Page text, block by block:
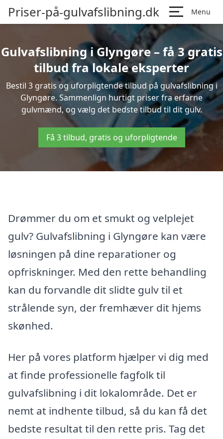
Priser-på-gulvafslibning.dk Menu
Gulvafslibning i Glyngøre – få 3 gratis
tilbud fra lokale eksperter
Bestil 3 gratis og uforpligtende tilbud på gulvafslibning i
Glyngøre. Sammenlign hurtigt priser fra erfarne
gulvmænd, og vælg det bedste tilbud til dit gulv.
Få 3 tilbud, gratis og uforpligtende
Drømmer du om et smukt og velplejet
gulv? Gulvafslibning i Glyngøre kan være
løsningen på dine reparationer og
opfriskninger. Med den rette behandling
kan du forvandle dit slidte gulv til et
strålende syn, der fremhæver dit hjems
skønhed.
Her på vores platform hjælper vi dig med
at finde professionelle fagfolk til
gulvafslibning i dit lokalområde. Det er
nemt at indhente tilbud, så du kan få det
bedste resultat til den rette pris. Tag det